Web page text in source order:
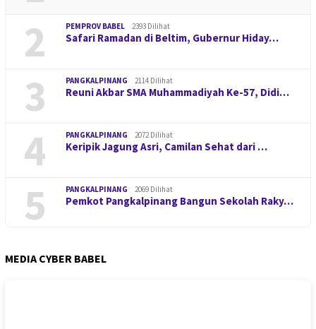
2 PEMPROV BABEL 2393 Dilihat
Safari Ramadan di Beltim, Gubernur Hiday…
3 PANGKALPINANG 2114 Dilihat
Reuni Akbar SMA Muhammadiyah Ke-57, Didi…
4 PANGKALPINANG 2072 Dilihat
Keripik Jagung Asri, Camilan Sehat dari …
5 PANGKALPINANG 2069 Dilihat
Pemkot Pangkalpinang Bangun Sekolah Raky…
MEDIA CYBER BABEL